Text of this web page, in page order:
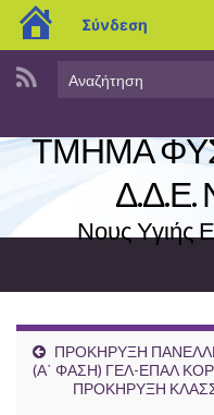
blogs.sch.gr
Σύνδεση
Search
ΤΜΗΜΑ
Δ.Δ.Ε.
Νους Υγιής
ΠΡΟΚΗΡΥΞΗ
(Α΄ ΦΑΣΗ) ΓΕΛ-ΕΠΑΛ
ΠΡΟΚΗΡΥΞΗ